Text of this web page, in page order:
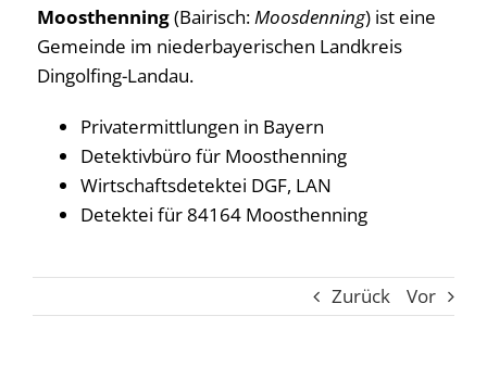
Moosthenning(Bairisch:Moosdenning) ist eine
Gemeinde im niederbayerischen Landkreis
Dingolfing-Landau.
Privatermittlungen in Bayern
Detektivbüro für Moosthenning
Wirtschaftsdetektei DGF, LAN
Detektei für 84164 Moosthenning
Zurück Vor